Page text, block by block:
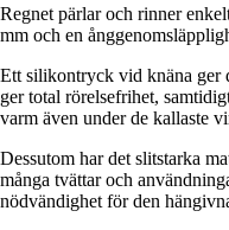
Regnet pärlar och rinner
mm och en
Ett silikontryck vid knäna ger
ger total rörelsefrihet,
varm även under de kallaste
Dessutom har det slitstarka
många tvättar och
nödvändighet för den